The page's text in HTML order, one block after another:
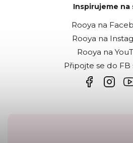
Inspirujeme na
Rooya na
Rooya na
Rooya na
Připojte se do FB